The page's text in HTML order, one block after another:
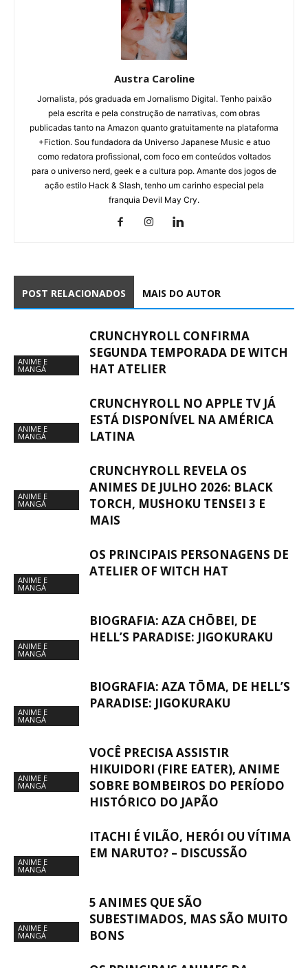
Austra Caroline
Jornalista, pós graduada em Jornalismo Digital. Tenho paixão
pela escrita e pela construção de narrativas, com obras
publicadas tanto na Amazon quanto gratuitamente na plataforma
+Fiction. Sou fundadora da Universo Japanese Music e atuo
como redatora profissional, com foco em conteúdos voltados
para o universo nerd, geek e a cultura pop. Amante dos jogos de
ação estilo Hack & Slash, tenho um carinho especial pela
franquia Devil May Cry.
POST RELACIONADOS MAIS DO AUTOR
ANIME E
MANGÁ
CRUNCHYROLL CONFIRMA
SEGUNDA TEMPORADA DE WITCH
HAT ATELIER
ANIME E
MANGÁ
CRUNCHYROLL NO APPLE TV JÁ
ESTÁ DISPONÍVEL NA AMÉRICA
LATINA
ANIME E
MANGÁ
CRUNCHYROLL REVELA OS
ANIMES DE JULHO 2026: BLACK
TORCH, MUSHOKU TENSEI 3 E
MAIS
ANIME E
MANGÁ
OS PRINCIPAIS PERSONAGENS DE
ATELIER OF WITCH HAT
ANIME E
MANGÁ
BIOGRAFIA: AZA CHŌBEI, DE
HELL’S PARADISE: JIGOKURAKU
ANIME E
MANGÁ
BIOGRAFIA: AZA TŌMA, DE HELL’S
PARADISE: JIGOKURAKU
ANIME E
MANGÁ
VOCÊ PRECISA ASSISTIR
HIKUIDORI (FIRE EATER), ANIME
SOBRE BOMBEIROS DO PERÍODO
HISTÓRICO DO JAPÃO
ANIME E
MANGÁ
ITACHI É VILÃO, HERÓI OU VÍTIMA
EM NARUTO? – DISCUSSÃO
ANIME E
MANGÁ
5 ANIMES QUE SÃO
SUBESTIMADOS, MAS SÃO MUITO
BONS